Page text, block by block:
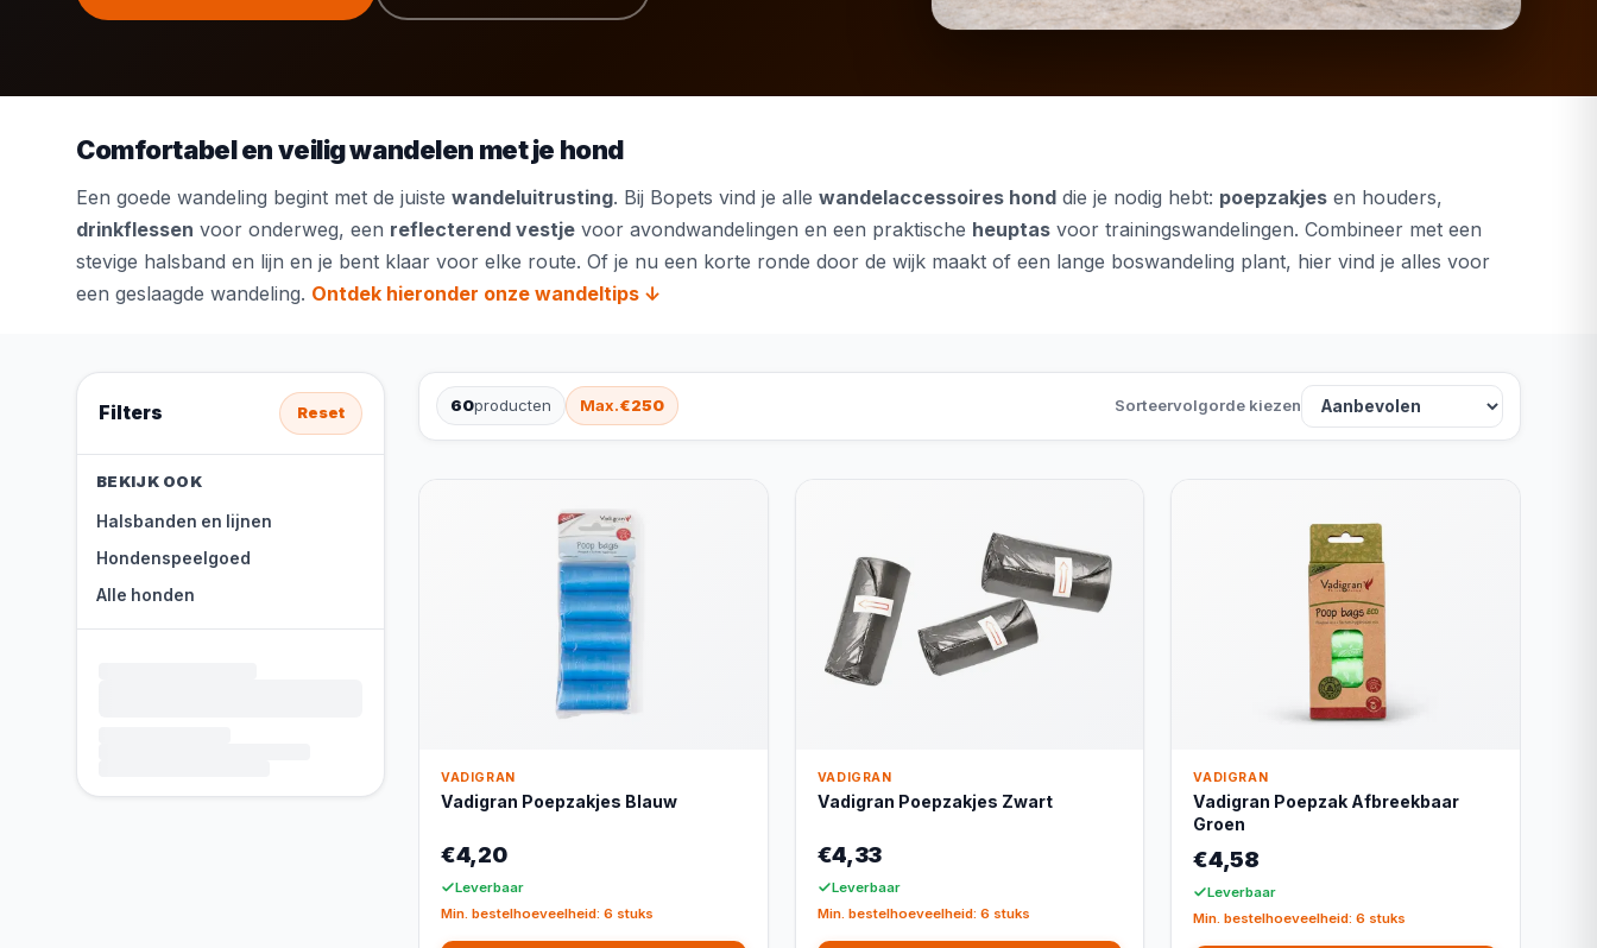
Comfortabel en veilig wandelen met je hond
Een goede wandeling begint met de juiste wandeluitrusting. Bij Bopets vind je alle wandelaccessoires hond die je nodig hebt: poepzakjes en houders,
drinkflessen voor onderweg, een reflecterend vestje voor avondwandelingen en een praktische heuptas voor trainingswandelingen. Combineer met een
stevige halsband en lijn en je bent klaar voor elke route. Of je nu een korte ronde door de wijk maakt of een lange boswandeling plant, hier vind je alles voor
een geslaagde wandeling. Ontdek hieronder onze wandeltips ↓
Filters Reset
BEKIJK OOK
Halsbanden en lijnen
Hondenspeelgoed
Alle honden
60producten Max.€250 Sorteervolgorde kiezen
VADIGRAN
Vadigran Poepzakjes Blauw
€4,20
Leverbaar
Min. bestelhoeveelheid: 6 stuks
VADIGRAN
Vadigran Poepzakjes Zwart
€4,33
Leverbaar
Min. bestelhoeveelheid: 6 stuks
VADIGRAN
Vadigran Poepzak Afbreekbaar
Groen
€4,58
Leverbaar
Min. bestelhoeveelheid: 6 stuks